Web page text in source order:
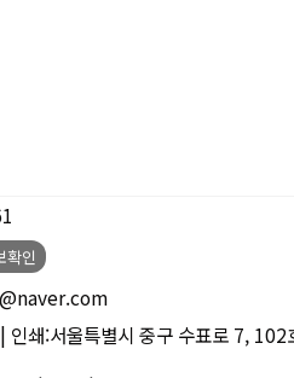
확인
쇄:서울특별시 중구 수표로 7, 102